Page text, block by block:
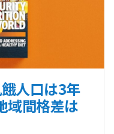
人口は3年
域間格差は